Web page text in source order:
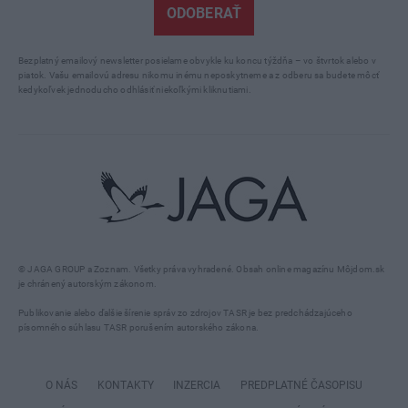
© JAGA GROUP a Zoznam. Všetky práva vyhradené. Obsah online magazínu Môjdom.sk
je chránený autorským zákonom.
Publikovanie alebo ďalšie šírenie správ zo zdrojov TASR je bez predchádzajúceho
písomného súhlasu TASR porušením autorského zákona.
ODOBERAŤ
Bezplatný emailový newsletter posielame obvykle ku koncu týždňa – vo štvrtok alebo v
piatok. Vašu emailovú adresu nikomu inému neposkytneme a z odberu sa budete môcť
kedykoľvek jednoducho odhlásiť niekoľkými kliknutiami.
O NÁS KONTAKTY INZERCIA PREDPLATNÉ ČASOPISU